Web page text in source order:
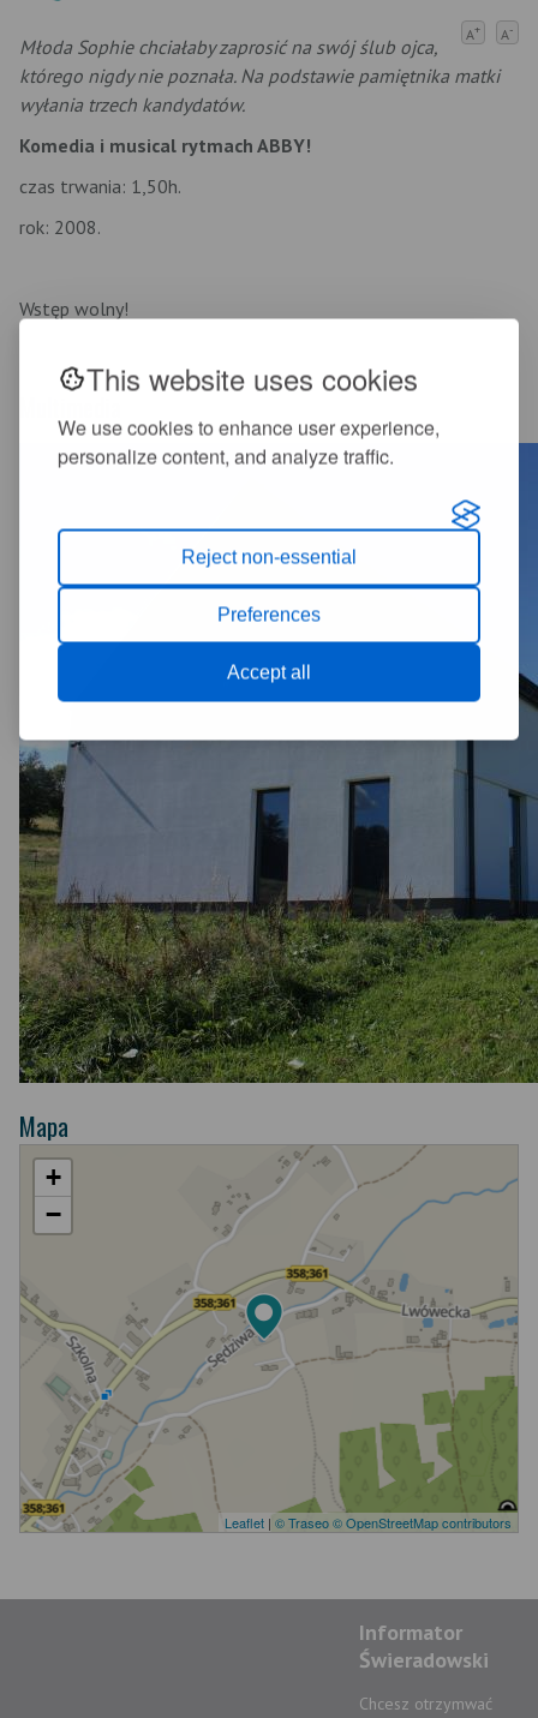
This website uses cookies
We use cookies to enhance user experience,
personalize content, and analyze traffic.
Reject non-essential
Preferences
Accept all
A+ A-
Młoda Sophie chciałaby zaprosić na swój ślub ojca,
którego nigdy nie poznała. Na podstawie pamiętnika matki
wyłania trzech kandydatów.
Komedia i musical rytmach ABBY!
czas trwania: 1,50h.
rok: 2008.
Wstęp wolny!
Mapa
+
−
Leaflet | © Traseo© OpenStreetMap contributors
Informator
Świeradowski
Chcesz otrzymwać